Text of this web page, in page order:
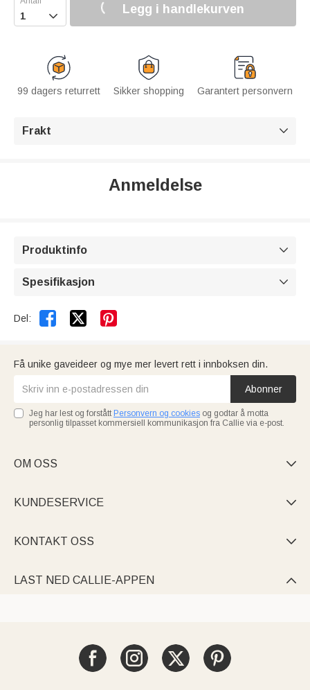
 Legg i handlekurven
99 dagers returrett Sikker shopping Garantert personvern
Frakt 
Anmeldelse
Produktinfo 
Spesifikasjon 
Del:  
Få unike gaveideer og mye mer levert rett i innboksen din.
Abonner
Jeg har lest og forstått Personvern og cookies og godtar å motta
personlig tilpasset kommersiell kommunikasjon fra Callie via e-post.
OM OSS 
KUNDESERVICE 
KONTAKT OSS 
LAST NED CALLIE-APPEN 